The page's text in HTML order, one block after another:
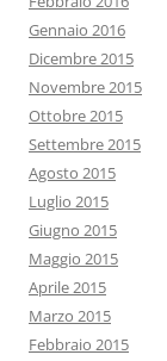
Gennaio 2016
Dicembre 2015
Novembre 2015
Ottobre 2015
Settembre 2015
Agosto 2015
Luglio 2015
Giugno 2015
Maggio 2015
Aprile 2015
Marzo 2015
Febbraio 2015